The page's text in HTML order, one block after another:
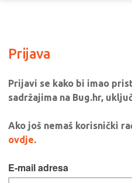
Prijava
Prijavi se kako bi imao
sadržajima na Bug.hr,
Ako još nemaš korisnički
ovdje.
E-mail adresa